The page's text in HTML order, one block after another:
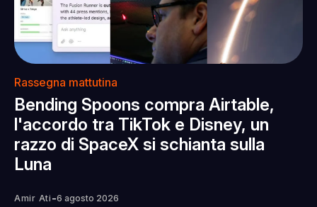
Rassegna mattutina
Bending Spoons compra Airtable,
l'accordo tra TikTok e Disney, un
razzo di SpaceX si schianta sulla
Luna
Amir Ati -6 agosto 2026